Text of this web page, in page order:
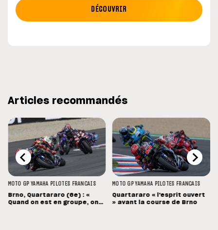
DÉCOUVRIR
Articles recommandés
MOTO GP YAMAHA PILOTES FRANCAIS
Brno, Quartararo (6e) : «
Quand on est en groupe, on
MOTO GP YAMAHA PILOTES FRANCAIS
Quartararo « l'esprit ouvert
» avant la course de Brno